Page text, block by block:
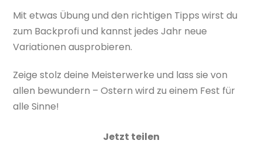
Mit etwas Übung und den richtigen Tipps wirst du
zum Backprofi und kannst jedes Jahr neue
Variationen ausprobieren.
Zeige stolz deine Meisterwerke und lass sie von
allen bewundern – Ostern wird zu einem Fest für
alle Sinne!